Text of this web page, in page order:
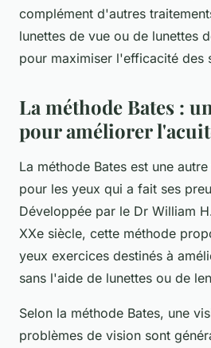
complément d'autres
lunettes de vue ou de lunettes
pour maximiser l'efficacité des
La méthode Bates :
pour améliorer
La méthode Bates est une
pour les yeux qui a fait ses
Développée par le Dr William
XXe siècle, cette méthode
yeux exercices destinés à
sans l'aide de lunettes ou de
Selon la méthode Bates, une
problèmes de vision sont